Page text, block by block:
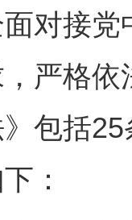
对接
严格
包括
：